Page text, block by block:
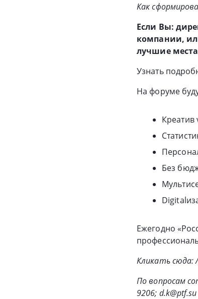
Как
Если Вы:
компании,
лучшие места
Узнать
На форуме
Креатив
Без
Ежегодно
Кликать сюда:
По вопросам
9206; d.k@ptf.su